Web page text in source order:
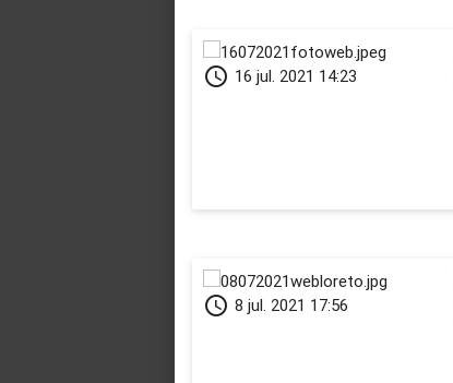
schedule 16 jul. 2021 14:23
schedule 8 jul. 2021 17:56